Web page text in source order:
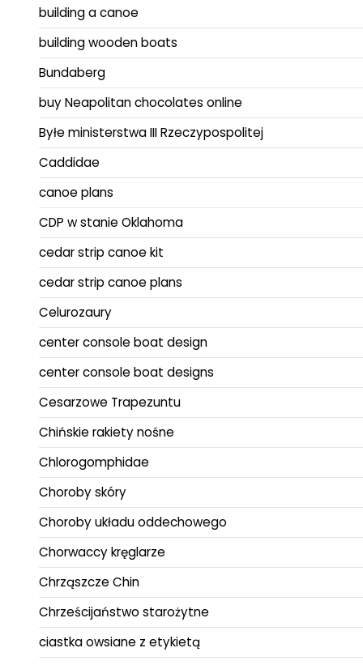
building a canoe
building wooden boats
Bundaberg
buy Neapolitan chocolates online
Byłe ministerstwa III Rzeczypospolitej
Caddidae
canoe plans
CDP w stanie Oklahoma
cedar strip canoe kit
cedar strip canoe plans
Celurozaury
center console boat design
center console boat designs
Cesarzowe Trapezuntu
Chińskie rakiety nośne
Chlorogomphidae
Choroby skóry
Choroby układu oddechowego
Chorwaccy kręglarze
Chrząszcze Chin
Chrześcijaństwo starożytne
ciastka owsiane z etykietą